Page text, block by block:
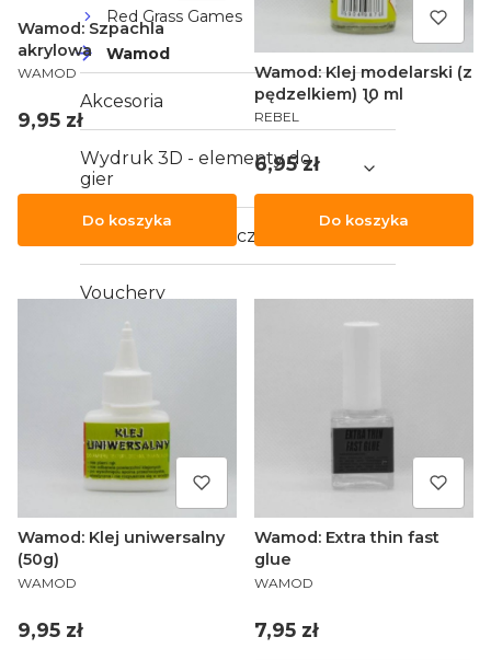
Red Grass Games
Wamod
Akcesoria
Wydruk 3D - elementy do
gier
Karty do gry klasyczne
Vouchery
Wamod: Szpachla
akrylowa
PRODUCENT
WAMOD
Cena
9,95 zł
Do koszyka
Wamod: Klej modelarski (z
pędzelkiem) 10 ml
PRODUCENT
REBEL
Cena
6,95 zł
Do koszyka
Wamod: Klej uniwersalny
(50g)
PRODUCENT
WAMOD
Cena
9,95 zł
Wamod: Extra thin fast
glue
PRODUCENT
WAMOD
Cena
7,95 zł